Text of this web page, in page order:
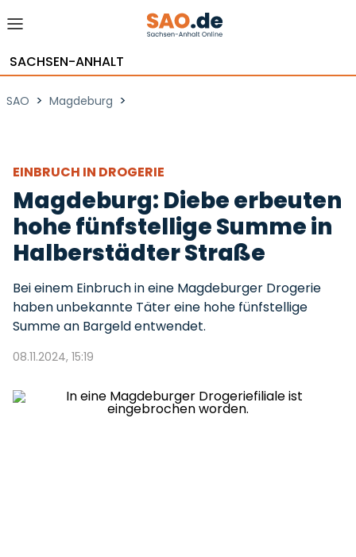
SACHSEN-ANHALT
SAO > Magdeburg >
EINBRUCH IN DROGERIE
Magdeburg: Diebe erbeuten
hohe fünfstellige Summe in
Halberstädter Straße
Bei einem Einbruch in eine Magdeburger Drogerie
haben unbekannte Täter eine hohe fünfstellige
Summe an Bargeld entwendet.
08.11.2024, 15:19